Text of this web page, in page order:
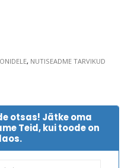
, NUTISEADME TARVIKUD
otsas! Jätke oma
Teid, kui toode on